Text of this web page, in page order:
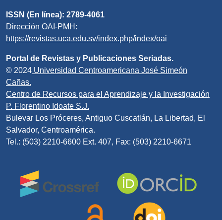
ISSN (En línea): 2789-4061
Dirección OAI-PMH:
https://revistas.uca.edu.sv/index.php/index/oai
Portal de Revistas y Publicaciones Seriadas.
© 2024 Universidad Centroamericana José Simeón
Cañas.
Centro de Recursos para el Aprendizaje y la Investigación
P. Florentino Idoate S.J.
Bulevar Los Próceres, Antiguo Cuscatlán, La Libertad, El
Salvador, Centroamérica.
Tel.: (503) 2210-6600 Ext. 407, Fax: (503) 2210-6671